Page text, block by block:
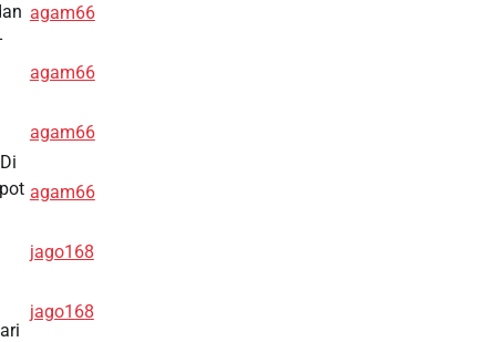
agam66
agam66
agam66
agam66
jago168
jago168